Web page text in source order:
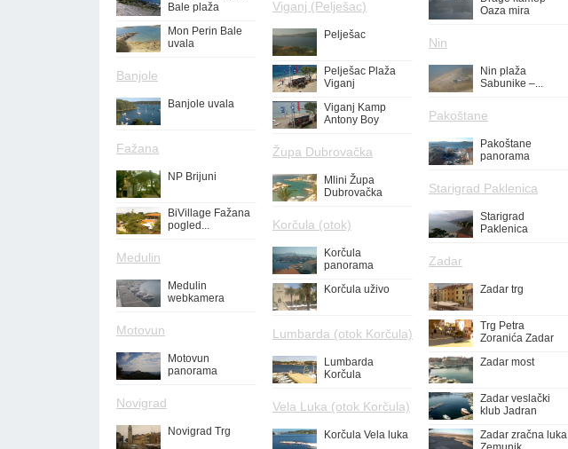
Bale plaža
Mon Perin Bale
uvala
Banjole
Banjole uvala
Fažana
NP Brijuni
BiVillage Fažana
pogled...
Medulin
Medulin
webkamera
Motovun
Motovun
panorama
Novigrad
Novigrad Trg
Viganj (Pelješac)
Pelješac
Pelješac Plaža
Viganj
Viganj Kamp
Antony Boy
Župa Dubrovačka
Mlini Župa
Dubrovačka
Korčula (otok)
Korčula
panorama
Korčula uživo
Lumbarda (otok Korčula)
Lumbarda
Korčula
Vela Luka (otok Korčula)
Korčula Vela luka
Oaza mira
Nin
Nin plaža
Sabunike –...
Pakoštane
Pakoštane
panorama
Starigrad Paklenica
Starigrad
Paklenica
Zadar
Zadar trg
Trg Petra
Zoranića Zadar
Zadar most
Zadar veslački
klub Jadran
Zadar zračna luka